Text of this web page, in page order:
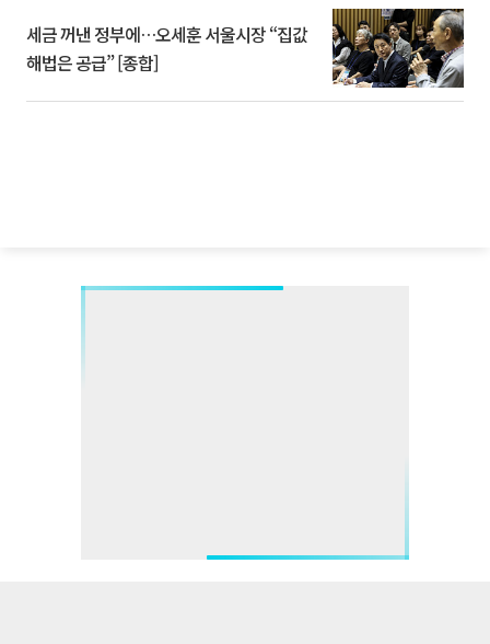
세금 꺼낸 정부에…오세훈 서울시장 “집값
해법은 공급” [종합]